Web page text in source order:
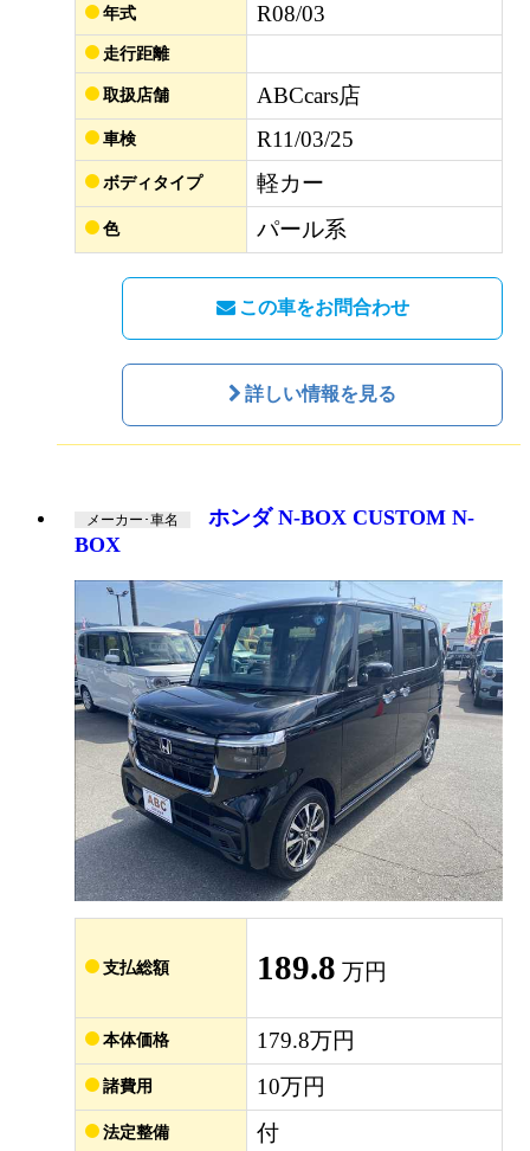
年式 R08/03
走行距離
取扱店舗 ABCcars店
車検 R11/03/25
ボディタイプ 軽カー
色 パール系
この車をお問合わせ
詳しい情報を見る
メーカー･車名
ホンダ N-BOX CUSTOM N-
BOX
支払総額 189.8 万円
本体価格 179.8万円
諸費用 10万円
法定整備 付